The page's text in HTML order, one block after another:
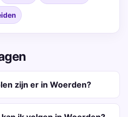
zijn er in Woerden?